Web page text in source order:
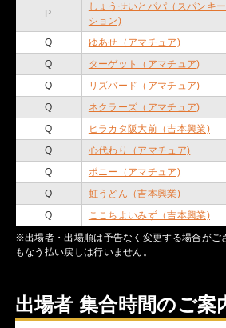
P
しょうせいとパパ（スパンキ
ション)
Q ゆあせ（アマチュア)
Q
ターゲット（アマチュア)
Q
リズバード（アマチュア)
Q
ネクラーズ（アマチュア)
Q
ヒラカタ阪大前（吉本興業)
Q 心代わり（アマチュア)
Q
ポニー（アマチュア)
Q
虹うどん（吉本興業)
Q
ここちよいみず（吉本興業)
※出場者・出場順は予告なく変更する場合がご
もなう払い戻しは行いません。
出場者 集合時間のご案